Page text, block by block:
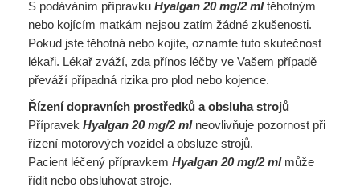
S podáváním přípravku Hyalgan 20 mg/2 mltěhotným
nebo kojícím matkám nejsou zatím žádné zkušenosti.
Pokud jste těhotná nebo kojíte, oznamte tuto skutečnost
lékaři. Lékař zváží, zda přínos léčby ve Vašem případě
převáží případná rizika pro plod nebo kojence.
Řízení dopravních prostředků a obsluha strojů
Přípravek Hyalgan 20 mg/2 mlneovlivňuje pozornost při
řízení motorových vozidel a obsluze strojů.
Pacient léčený přípravkem Hyalgan 20 mg/2 mlmůže
řídit nebo obsluhovat stroje.